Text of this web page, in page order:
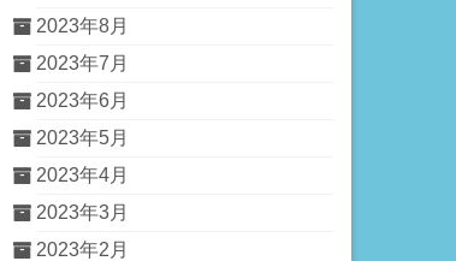
2023年8月
2023年7月
2023年6月
2023年5月
2023年4月
2023年3月
2023年2月